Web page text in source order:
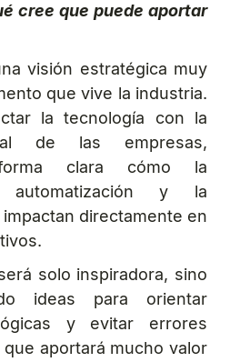
cree que puede aportar
visión estratégica muy
que vive la industria.
la tecnología con la
de las empresas,
clara cómo la
automatización y la
directamente en
solo inspiradora, sino
ideas para orientar
y evitar errores
aportará mucho valor